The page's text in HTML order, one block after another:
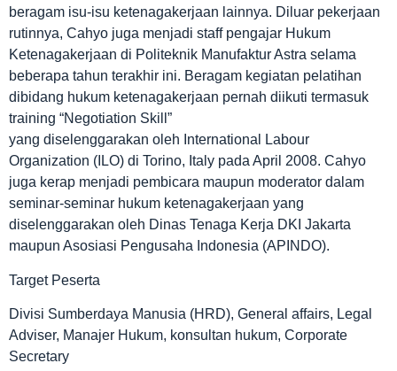
beragam isu-isu ketenagakerjaan lainnya. Diluar pekerjaan
rutinnya, Cahyo juga menjadi staff pengajar Hukum
Ketenagakerjaan di Politeknik Manufaktur Astra selama
beberapa tahun terakhir ini. Beragam kegiatan pelatihan
dibidang hukum ketenagakerjaan pernah diikuti termasuk
training “Negotiation Skill”
yang diselenggarakan oleh International Labour
Organization (ILO) di Torino, Italy pada April 2008. Cahyo
juga kerap menjadi pembicara maupun moderator dalam
seminar-seminar hukum ketenagakerjaan yang
diselenggarakan oleh Dinas Tenaga Kerja DKI Jakarta
maupun Asosiasi Pengusaha Indonesia (APINDO).
Target Peserta
Divisi Sumberdaya Manusia (HRD), General affairs, Legal
Adviser, Manajer Hukum, konsultan hukum, Corporate
Secretary